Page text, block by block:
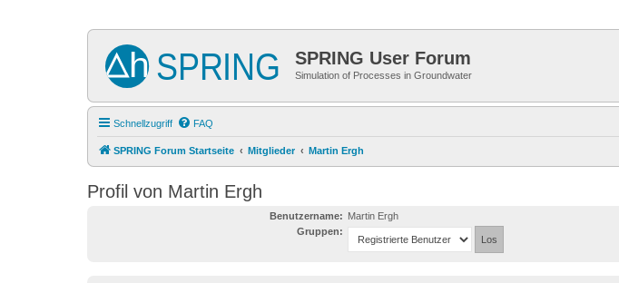
SPRING User Forum
Simulation of Processes in Groundwater
Schnellzugriff FAQ
SPRING Forum Startseite Mitglieder Martin Ergh
Profil von Martin Ergh
Benutzername: Martin Ergh
Gruppen: